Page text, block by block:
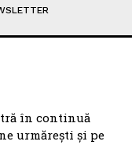
în continuă
urmărești și pe